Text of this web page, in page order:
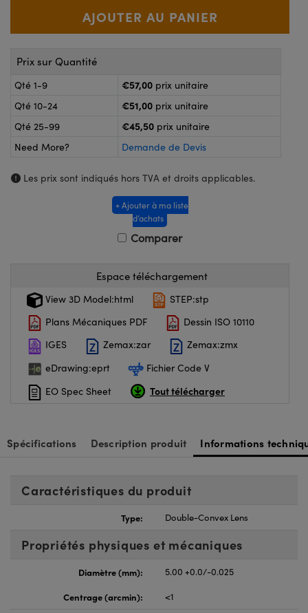
ou Coupleurs
de Poche ou à Mesure Directe
: Microscopie
: Caméras
Labs™
Prix sur Quantité
Qté 1-9 €57,00 prix unitaire
Qté 10-24
€51,00 prix unitaire
Qté 25-99
€45,50 prix unitaire
Need More?
Demande de Devis
Les prix sont indiqués hors TVA et droits applicables.
+ Ajouter à ma liste
d’achats
Comparer
Espace téléchargement
View 3D Model:html
STEP:stp
Plans Mécaniques PDF
Dessin ISO 10110
IGES
Zemax:zar
Zemax:zmx
eDrawing:eprt
Fichier Code V
EO Spec Sheet
Tout télécharger
Spécifications Description produit Informations
Caractéristiques du produit
Type: Double-Convex Lens
Propriétés physiques et mécaniques
Diamètre (mm):
5.00 +0.0/-0.025
Centrage (arcmin):
<1